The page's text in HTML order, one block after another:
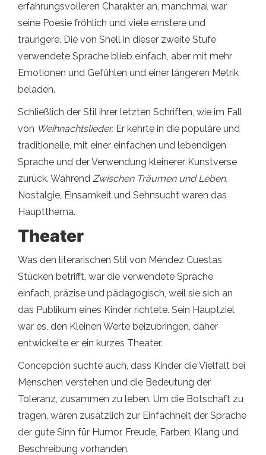
erfahrungsvolleren Charakter an, manchmal war
seine Poesie fröhlich und viele ernstere und
traurigere. Die von Shell in dieser zweite Stufe
verwendete Sprache blieb einfach, aber mit mehr
Emotionen und Gefühlen und einer längeren Metrik
beladen.
Schließlich der Stil ihrer letzten Schriften, wie im Fall
von Weihnachtslieder, Er kehrte in die populäre und
traditionelle, mit einer einfachen und lebendigen
Sprache und der Verwendung kleinerer Kunstverse
zurück. Während Zwischen Träumen und Leben,
Nostalgie, Einsamkeit und Sehnsucht waren das
Hauptthema.
Theater
Was den literarischen Stil von Méndez Cuestas
Stücken betrifft, war die verwendete Sprache
einfach, präzise und pädagogisch, weil sie sich an
das Publikum eines Kinder richtete. Sein Hauptziel
war es, den Kleinen Werte beizubringen, daher
entwickelte er ein kurzes Theater.
Concepción suchte auch, dass Kinder die Vielfalt bei
Menschen verstehen und die Bedeutung der
Toleranz, zusammen zu leben. Um die Botschaft zu
tragen, waren zusätzlich zur Einfachheit der Sprache
der gute Sinn für Humor, Freude, Farben, Klang und
Beschreibung vorhanden.